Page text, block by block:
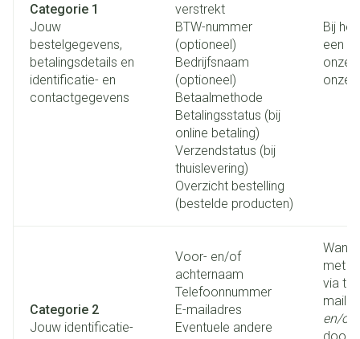
Categorie 1
Jouw
bestelgegevens,
betalingsdetails en
identificatie- en
contactgegevens
verstrekt
BTW-nummer
(optioneel)
Bedrijfsnaam
(optioneel)
Betaalmethode
Betalingsstatus (bij
online betaling)
Verzendstatus (bij
thuislevering)
Overzicht bestelling
(bestelde producten)
Bij
een
onze
onze
Categorie 2
Jouw identificatie-
Voor- en/of
achternaam
Telefoonnummer
E-mailadres
Eventuele andere
met
via
mail
en/of
door